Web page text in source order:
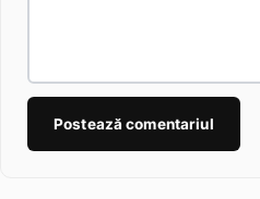
Postează comentariul